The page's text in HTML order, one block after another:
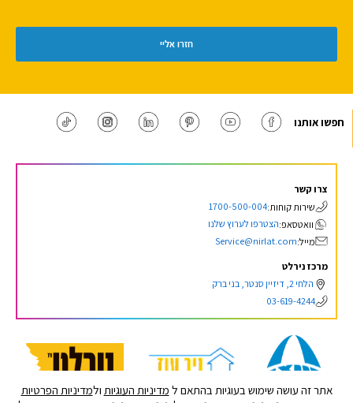
חפשו אותנו
צרו קשר
שירות קוחות:1700-500-004
וואטסאפ:הצטרפו לערוץ שלנו
מייל:Service@nirlat.com
מרכז נירלט
הלחי 2, דיזיין סנטר, בני ברק
03-619-4244
אתר זה עושה שימוש בעוגיות בהתאם ל מדיניות העוגיות ולמדיניות הפרטיות